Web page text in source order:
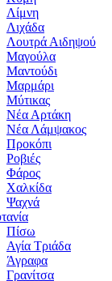
Λίμνη
Λιχάδα
Λουτρά Αιδηψού
Μαγούλα
Μαντούδι
Μαρμάρι
Μύτικας
Νέα Αρτάκη
Νέα Λάμψακος
Προκόπι
Ροβιές
Φάρος
Χαλκίδα
Ψαχνά
Πίσω
Αγία Τριάδα
Άγραφα
Γρανίτσα